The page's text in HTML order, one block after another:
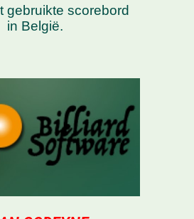
gebruikte scorebord
in België.